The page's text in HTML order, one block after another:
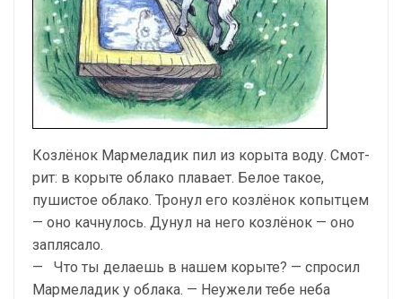
Козлёнок Мармеладик пил из корыта воду. Смот­
рит: в корыте облако плавает. Белое такое,
пушистое облако. Тронул его козлёнок копытцем
— оно качну­лось. Дунул на него козлёнок — оно
заплясало.
— Что ты делаешь в нашем корыте? — спросил
Мармеладик у облака. — Неужели тебе неба